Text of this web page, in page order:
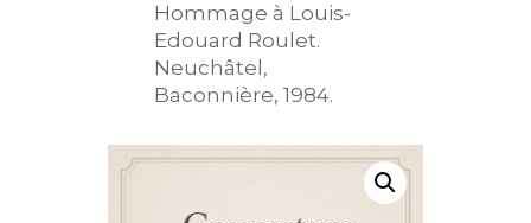
Hommage à Louis-
Edouard Roulet.
Neuchâtel,
Baconnière, 1984.